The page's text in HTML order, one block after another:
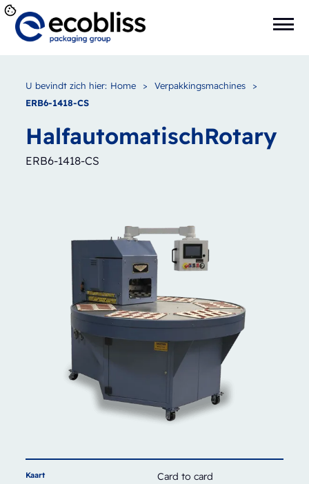
U bevindt zich hier: Home > Verpakkingsmachines
>
ERB6-1418-CS
HalfautomatischRotary
ERB6-1418-CS
Kaart Card to card